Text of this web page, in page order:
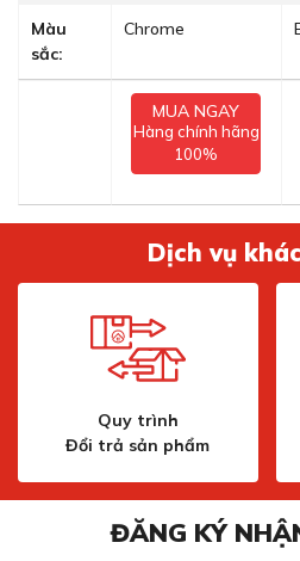
Màu
sắc:
Chrome
MUA NGAY
Hàng chính hãng
100%
Dịch vụ
Quy trình
Đổi trả sản phẩm
ĐĂNG KÝ